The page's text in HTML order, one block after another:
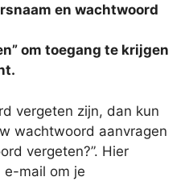
en wachtwoord
om toegang te krijgen
vergeten zijn, dan kun
wachtwoord aanvragen
vergeten?”. Hier
e-mail om je